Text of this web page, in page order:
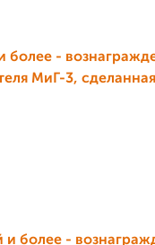
более -
МиГ-3, сделанная
и более -